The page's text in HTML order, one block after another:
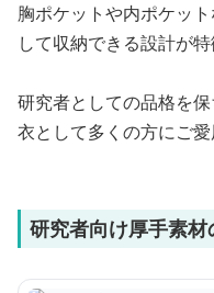
胸ポケットや内ポケッ
して収納できる設計が特
研究者としての品格を
衣として多くの方にご愛
研究者向け厚手素